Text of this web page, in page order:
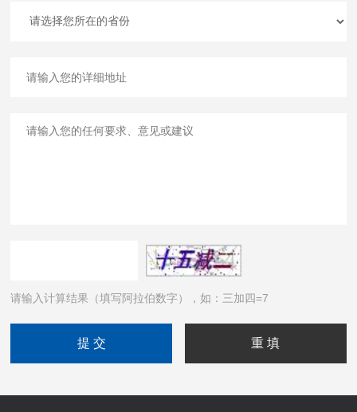
请输入计算结果（填写阿拉伯数字），如：三加四=7